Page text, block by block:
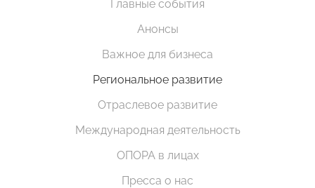
Главные события
Анонсы
Важное для бизнеса
Региональное развитие
Отраслевое развитие
Международная деятельность
ОПОРА в лицах
Пресса о нас